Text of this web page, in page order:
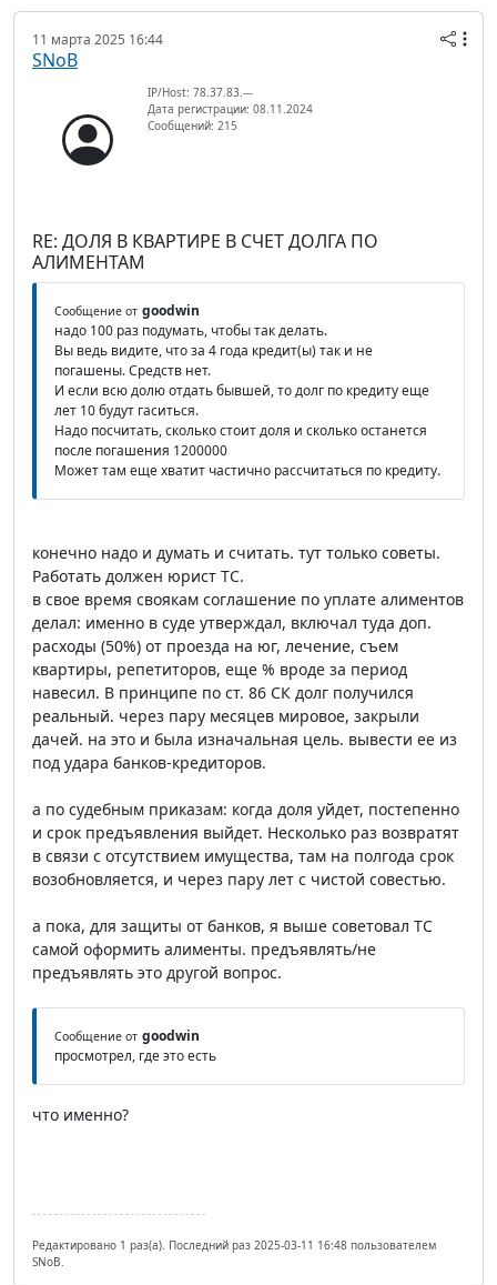
11 марта 2025 16:44
SNoB
IP/Host: 78.37.83.---
Дата регистрации: 08.11.2024
Сообщений: 215
RE: ДОЛЯ В КВАРТИРЕ В СЧЕТ ДОЛГА ПО
АЛИМЕНТАМ
Сообщение от goodwin
надо 100 раз подумать, чтобы так делать.
Вы ведь видите, что за 4 года кредит(ы) так и не
погашены. Средств нет.
И если всю долю отдать бывшей, то долг по кредиту еще
лет 10 будут гаситься.
Надо посчитать, сколько стоит доля и сколько останется
после погашения 1200000
Может там еще хватит частично рассчитаться по кредиту.
конечно надо и думать и считать. тут только советы.
Работать должен юрист ТС.
в свое время своякам соглашение по уплате алиментов
делал: именно в суде утверждал, включал туда доп.
расходы (50%) от проезда на юг, лечение, съем
квартиры, репетиторов, еще % вроде за период
навесил. В принципе по ст. 86 СК долг получился
реальный. через пару месяцев мировое, закрыли
дачей. на это и была изначальная цель. вывести ее из
под удара банков-кредиторов.
а по судебным приказам: когда доля уйдет, постепенно
и срок предъявления выйдет. Несколько раз возвратят
в связи с отсутствием имущества, там на полгода срок
возобновляется, и через пару лет с чистой совестью.
а пока, для защиты от банков, я выше советовал ТС
самой оформить алименты. предъявлять/не
предъявлять это другой вопрос.
Сообщение от goodwin
просмотрел, где это есть
что именно?
Редактировано 1 раз(а). Последний раз 2025-03-11 16:48 пользователем
SNoB.